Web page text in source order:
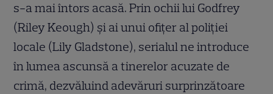
s-a mai întors acasă. Prin ochii lui Godfrey
(Riley Keough) și ai unui ofițer al poliției
locale (Lily Gladstone), serialul ne introduce
în lumea ascunsă a tinerelor acuzate de
crimă, dezvăluind adevăruri surprinzătoare